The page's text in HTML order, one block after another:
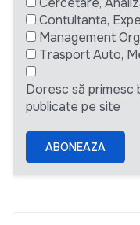
Contultanta,
Management
Trasport Auto,
Doresc să
publicate pe site
ABONEAZA